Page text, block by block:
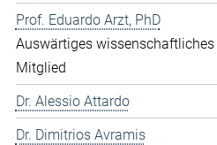
Prof. Eduardo Arzt, PhD
Auswärtiges wissenschaftliches
Mitglied
Dr. Alessio Attardo
Dr. Dimitrios Avramis